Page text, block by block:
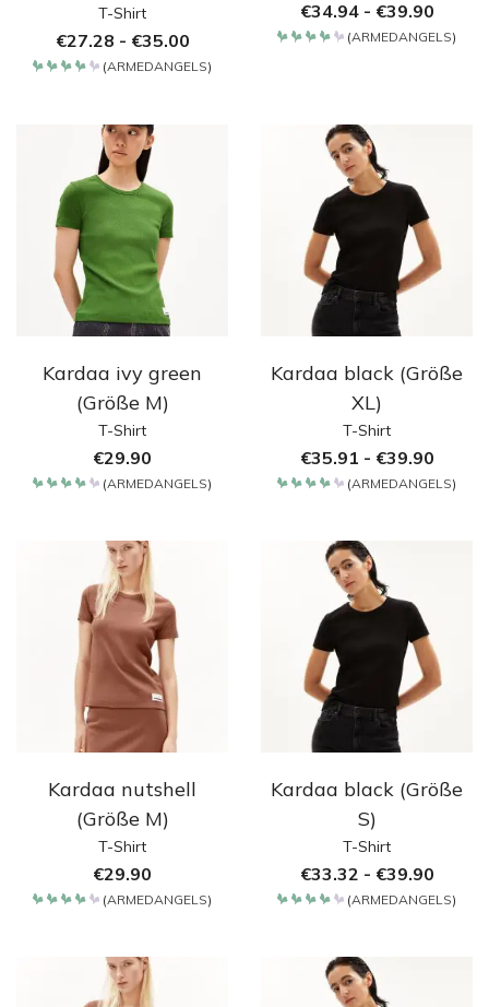
T-Shirt
€27.28 - €35.00
(ARMEDANGELS)
€34.94- €39.90
(ARMEDANGELS)
Kardaa ivy green
(Größe M)
T-Shirt
€29.90
(ARMEDANGELS)
Kardaa black (Größe
XL)
T-Shirt
€35.91 - €39.90
(ARMEDANGELS)
Kardaa nutshell
(Größe M)
T-Shirt
€29.90
(ARMEDANGELS)
Kardaa black (Größe
S)
T-Shirt
€33.32 - €39.90
(ARMEDANGELS)